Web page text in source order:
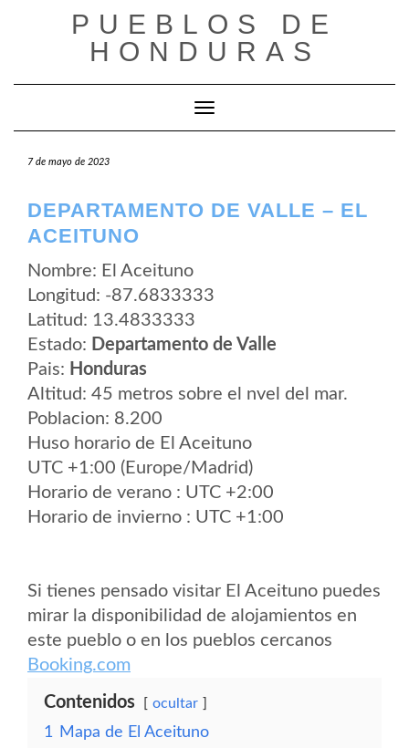
PUEBLOS DE
HONDURAS
Cambiar modo de navegación
7 de mayo de 2023
DEPARTAMENTO DE VALLE – EL
ACEITUNO
Nombre: El Aceituno
Longitud: -87.6833333
Latitud: 13.4833333
Estado: Departamento de Valle
Pais: Honduras
Altitud: 45 metros sobre el nvel del mar.
Poblacion: 8.200
Huso horario de El Aceituno
UTC +1:00 (Europe/Madrid)
Horario de verano : UTC +2:00
Horario de invierno : UTC +1:00
Si tienes pensado visitar El Aceituno puedes
mirar la disponibilidad de alojamientos en
este pueblo o en los pueblos cercanos
Booking.com
Contenidos ocultar
1
Mapa de El Aceituno